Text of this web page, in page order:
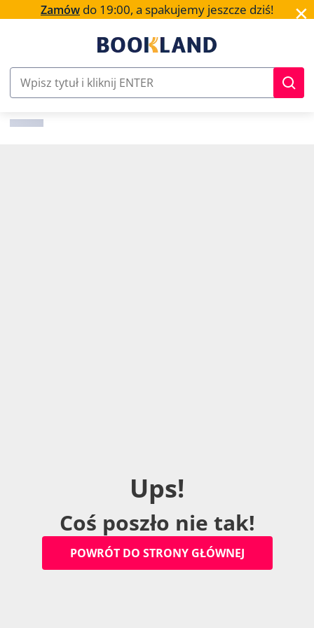
Zamów do 19:00, a spakujemy jeszcze dziś! ✕
Ups!
Coś poszło nie tak!
POWRÓT DO STRONY GŁÓWNEJ